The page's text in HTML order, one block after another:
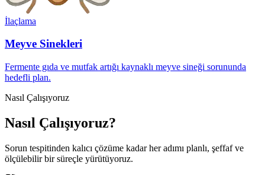
İlaçlama
Meyve Sinekleri
Fermente gıda ve mutfak artığı kaynaklı meyve sineği sorununda
hedefli plan.
Nasıl Çalışıyoruz
Nasıl Çalışıyoruz?
Sorun tespitinden kalıcı çözüme kadar her adımı planlı, şeffaf ve
ölçülebilir bir süreçle yürütüyoruz.